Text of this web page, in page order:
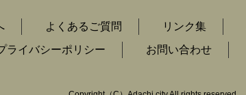
よくあるご質問 リンク集
ライバシーポリシー
お問い合わせ